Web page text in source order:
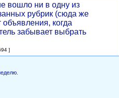
вошло ни в одну из
рубрик (сюда же
когда
забывает выбрать
]